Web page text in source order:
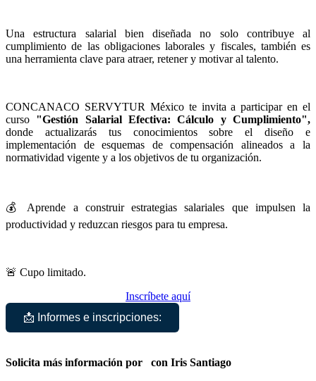
Una estructura salarial bien diseñada no solo contribuye al
cumplimiento de las obligaciones laborales y fiscales, también es
una herramienta clave para atraer, retener y motivar al talento.
CONCANACO SERVYTUR México te invita a participar en el
curso "Gestión Salarial Efectiva: Cálculo y Cumplimiento",
donde actualizarás tus conocimientos sobre el diseño e
implementación de esquemas de compensación alineados a la
normatividad vigente y a los objetivos de tu organización.
💰 Aprende a construir estrategias salariales que impulsen la
productividad y reduzcan riesgos para tu empresa.
🚨 Cupo limitado.
Inscríbete aquí
📩 Informes e inscripciones:
Solicita más información por con Iris Santiago